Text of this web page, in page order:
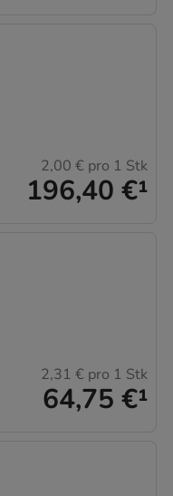
196,40 €¹
2,00 € pro 1 Stk
64,75 €¹
2,31 € pro 1 Stk